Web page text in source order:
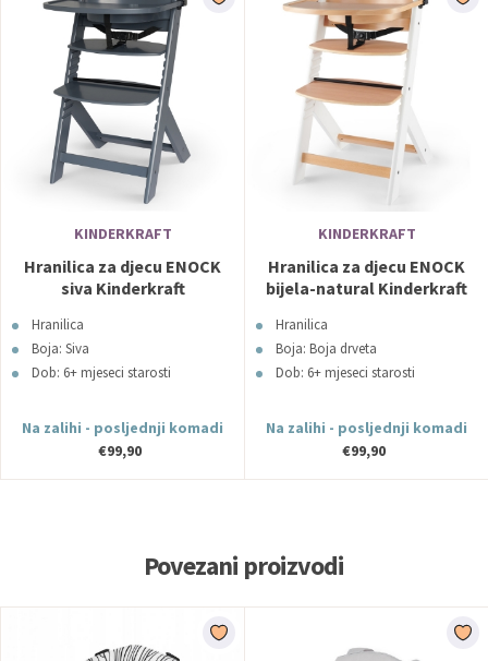
KINDERKRAFT
Hranilica za djecu ENOCK
siva Kinderkraft
Hranilica
Boja: Siva
Dob: 6+ mjeseci starosti
Na zalihi - posljednji komadi
€99,90
KINDERKRAFT
Hranilica za djecu ENOCK
bijela-natural Kinderkraft
Hranilica
Boja: Boja drveta
Dob: 6+ mjeseci starosti
Na zalihi - posljednji komadi
€99,90
Povezani proizvodi